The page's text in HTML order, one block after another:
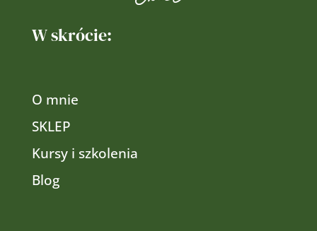
W skrócie:
O mnie
SKLEP
Kursy i szkolenia
Blog